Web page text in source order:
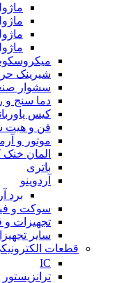
شیرینک
سشوار
دما سنج
کیس
فن و هیت
موتور و
المان خنک
باتری
آردوینو
برد
سوکت و
تجهیزات و
سایر
قطعات
IC
ترانزیستور